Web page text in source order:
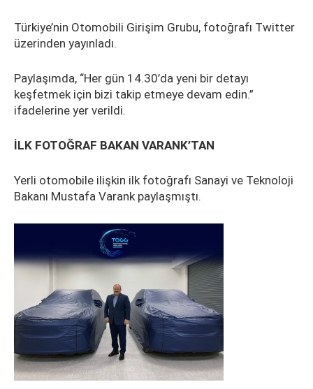
Türkiye’nin Otomobili Girişim Grubu, fotoğrafı Twitter
üzerinden yayınladı.
Paylaşımda, “Her gün 14.30’da yeni bir detayı
keşfetmek için bizi takip etmeye devam edin.”
ifadelerine yer verildi.
İLK FOTOĞRAF BAKAN VARANK’TAN
Yerli otomobile ilişkin ilk fotoğrafı Sanayi ve Teknoloji
Bakanı Mustafa Varank paylaşmıştı.